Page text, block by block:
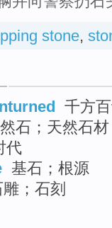
stone,
千方
石；天然石
代
基石；根源
；石刻